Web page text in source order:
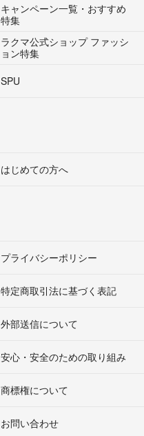
キャンペーン一覧・おすすめ
特集
ラクマ公式ショップ ファッシ
ョン特集
SPU
はじめての方へ
プライバシーポリシー
特定商取引法に基づく表記
外部送信について
安心・安全のための取り組み
商標権について
お問い合わせ